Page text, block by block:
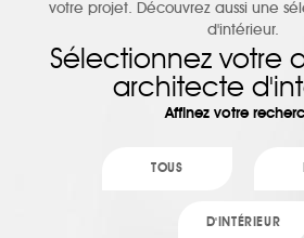
votre projet. Découvrez aussi une
d'intérieur.
Sélectionnez votre
architecte
Affinez votre
TOUS
D'INTÉRIEUR